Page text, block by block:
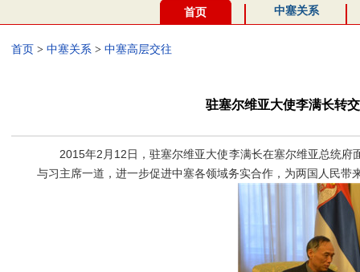
首页 中塞关系
首页 > 中塞关系> 中塞高层交往
驻塞尔维亚大使李满长转
2015年2月12日，驻塞尔维亚大使李满长在塞尔维亚总统府
与习主席一道，进一步促进中塞各领域务实合作，为两国人民带